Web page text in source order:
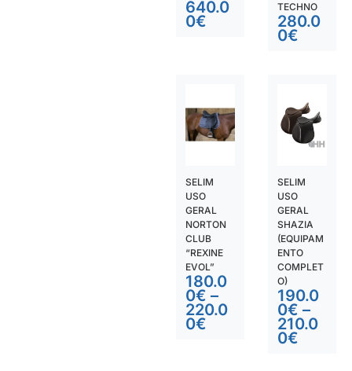
640.0
0€
TECHNO
280.0
0€
SELIM
USO
GERAL
NORTON
CLUB
“REXINE
EVOL”
180.0
0€ –
220.0
0€
SELIM
USO
GERAL
SHAZIA
(EQUIPAM
ENTO
COMPLET
O)
190.0
0€ –
210.0
0€